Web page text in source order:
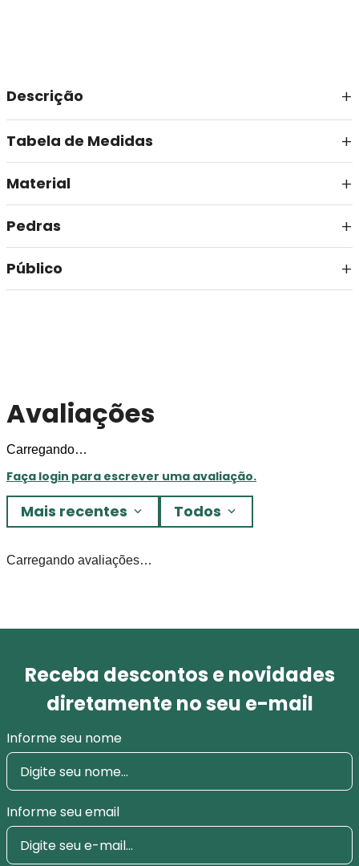
Descrição
Tabela de Medidas
Material
Pedras
Público
Avaliações
Carregando…
Faça login para escrever uma avaliação.
Mais recentes Todos
Carregando avaliações…
Receba descontos e novidades
diretamente no seu e-mail
Informe seu nome
Informe seu email